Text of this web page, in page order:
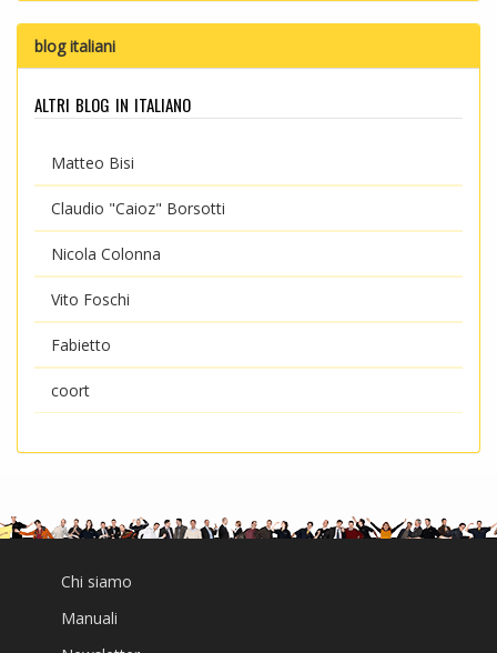
blog italiani
altri blog in italiano
Matteo Bisi
Claudio "Caioz" Borsotti
Nicola Colonna
Vito Foschi
Fabietto
coort
Chi siamo
Manuali